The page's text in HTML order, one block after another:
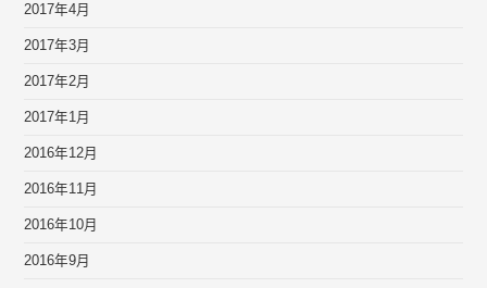
2017年4月
2017年3月
2017年2月
2017年1月
2016年12月
2016年11月
2016年10月
2016年9月